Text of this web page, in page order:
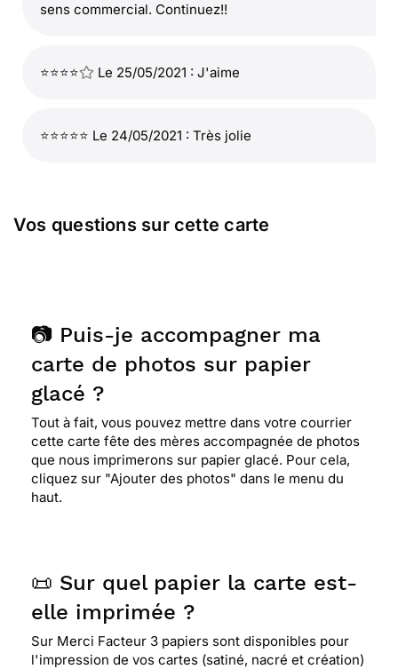
sens commercial. Continuez!!
⭐⭐⭐⭐ Le 25/05/2021 : J'aime
⭐⭐⭐⭐⭐ Le 24/05/2021 : Très jolie
Vos questions sur cette carte
📷 Puis-je accompagner ma
carte de photos sur papier
glacé ?
Tout à fait, vous pouvez mettre dans votre courrier
cette carte fête des mères accompagnée de photos
que nous imprimerons sur papier glacé. Pour cela,
cliquez sur "Ajouter des photos" dans le menu du
haut.
📜 Sur quel papier la carte est-
elle imprimée ?
Sur Merci Facteur 3 papiers sont disponibles pour
l'impression de vos cartes (satiné, nacré et création)